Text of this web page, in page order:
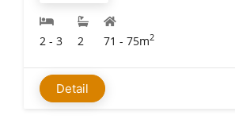
2 - 3 2 71 - 75m2
Detail